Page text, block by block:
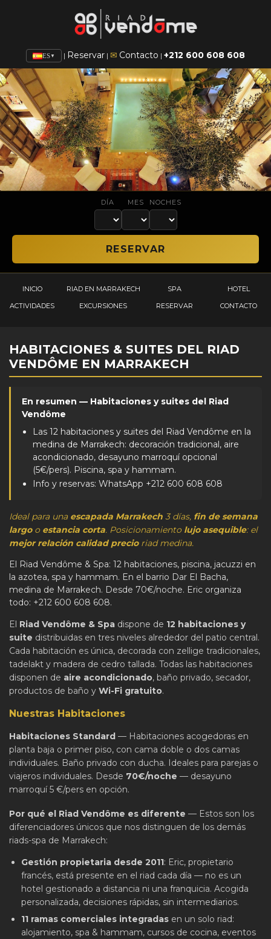
ES▼ | Reservar | ✉ Contacto | +212 600 608 608
DÍA MES NOCHES
INICIO RIAD EN MARRAKECH SPA
HOTEL
ACTIVIDADES
EXCURSIONES RESERVAR CONTACTO
HABITACIONES & SUITES DEL RIAD
VENDÔME EN MARRAKECH
En resumen — Habitaciones y suites del Riad
Vendôme
Las 12 habitaciones y suites del Riad Vendôme en la
medina de Marrakech: decoración tradicional, aire
acondicionado, desayuno marroquí opcional
(5€/pers). Piscina, spa y hammam.
Info y reservas: WhatsApp +212 600 608 608
Ideal para una escapada Marrakech 3 días, fin de semana
largoo estancia corta. Posicionamiento lujo asequible: el
mejor relación calidad precioriad medina.
El Riad Vendôme & Spa: 12 habitaciones, piscina, jacuzzi en
la azotea, spa y hammam. En el barrio Dar El Bacha,
medina de Marrakech. Desde 70€/noche. Eric organiza
todo: +212 600 608 608.
El Riad Vendôme & Spa dispone de 12 habitaciones y
suite distribuidas en tres niveles alrededor del patio central.
Cada habitación es única, decorada con zellige tradicionales,
tadelakt y madera de cedro tallada. Todas las habitaciones
disponen de aire acondicionado, baño privado, secador,
productos de baño y Wi-Fi gratuito.
Nuestras Habitaciones
Habitaciones Standard — Habitaciones acogedoras en
planta baja o primer piso, con cama doble o dos camas
individuales. Baño privado con ducha. Ideales para parejas o
viajeros individuales. Desde 70€/noche — desayuno
marroquí 5 €/pers en opción.
Por qué el Riad Vendôme es diferente — Estos son los
diferenciadores únicos que nos distinguen de los demás
riads-spa de Marrakech:
Gestión propietaria desde 2011: Eric, propietario
francés, está presente en el riad cada día — no es un
hotel gestionado a distancia ni una franquicia. Acogida
personalizada, decisiones rápidas, sin intermediarios.
11 ramas comerciales integradas en un solo riad:
alojamiento, spa & hammam, cursos de cocina, eventos